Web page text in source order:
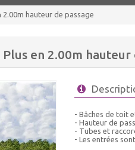
2.00m hauteur de passage
en 2.00m hauteur
- Bâches de toit
- Hauteur de
- Tubes et
- Les entrées